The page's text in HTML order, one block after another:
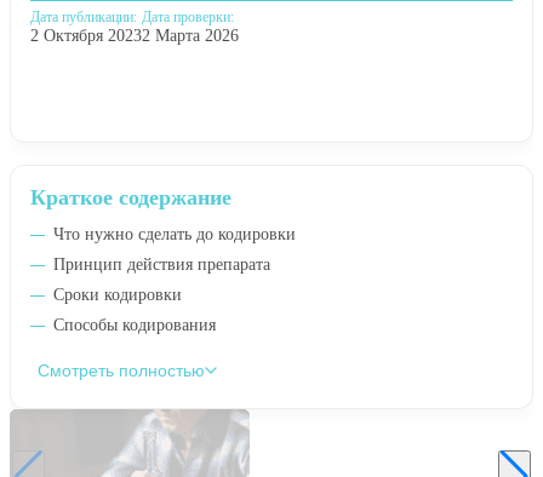
Краткое содержание
Что нужно сделать до кодировки
Принцип действия препарата
Сроки кодировки
Способы кодирования
Смотреть полностью
Дата публикации:
2 Октября 2023
Дата проверки:
2 Марта 2026